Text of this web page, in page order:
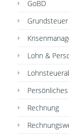
GoBD
Grundsteuer
Lohn &
Persönliches
Rechnung